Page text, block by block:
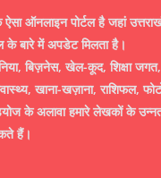
ऑनलाइन पोर्टल है जहां
के बारे में अपडेट मिलता है।
बिज़नेस, खेल-कूद, शिक्षा जगत,
खाना-खज़ाना, राशिफल,
के अलावा हमारे लेखकों के
हैं।